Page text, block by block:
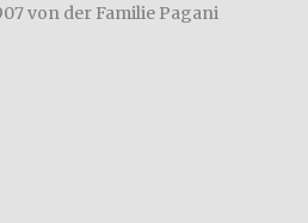
von der Familie Pagani